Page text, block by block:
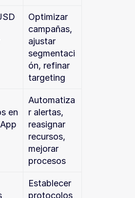
Optimizar
campañas,
ajustar
segmentaci
ón, refinar
targeting
en
Automatiza
r alertas,
reasignar
recursos,
mejorar
procesos
Establecer
protocolos